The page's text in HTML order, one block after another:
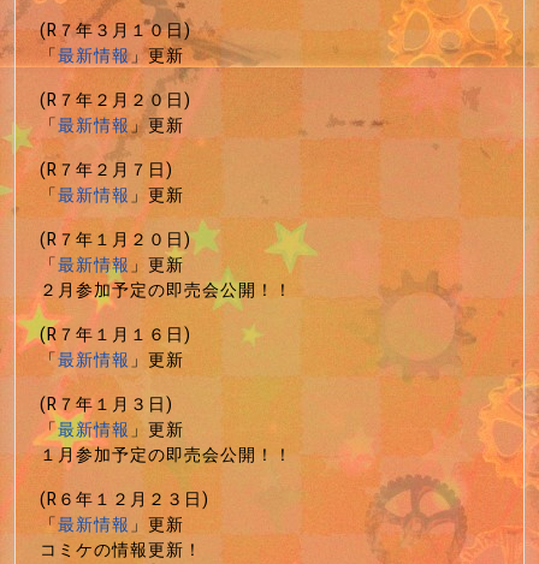
(R７年３月１０日)
「最新情報」更新
(R７年２月２０日)
「最新情報」更新
(R７年２月７日)
「最新情報」更新
(R７年１月２０日)
「最新情報」更新
２月参加予定の即売会公開！！
(R７年１月１６日)
「最新情報」更新
(R７年１月３日)
「最新情報」更新
１月参加予定の即売会公開！！
(R６年１２月２３日)
「最新情報」更新
コミケの情報更新！